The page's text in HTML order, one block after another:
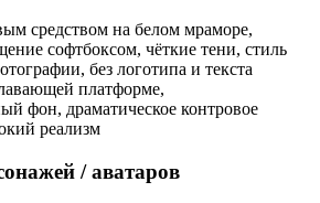
средством на белом мраморе,
софтбоксом, чёткие тени, стиль
без логотипа и текста
платформе,
фон, драматическое контровое
реализм
/ аватаров